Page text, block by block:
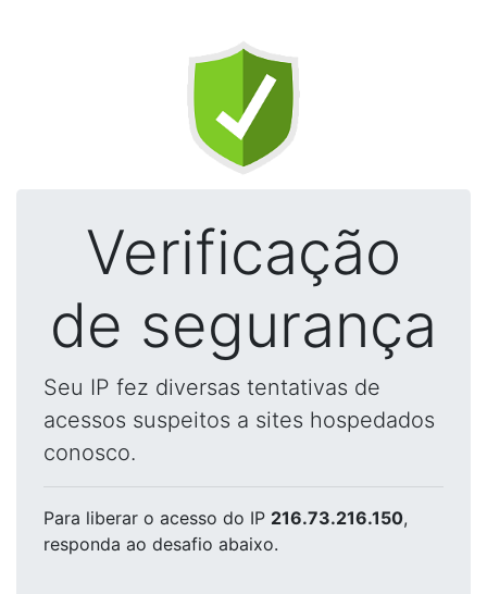
Verificação
de segurança
Seu IP fez diversas tentativas de
acessos suspeitos a sites hospedados
conosco.
Para liberar o acesso do IP 216.73.216.150,
responda ao desafio abaixo.